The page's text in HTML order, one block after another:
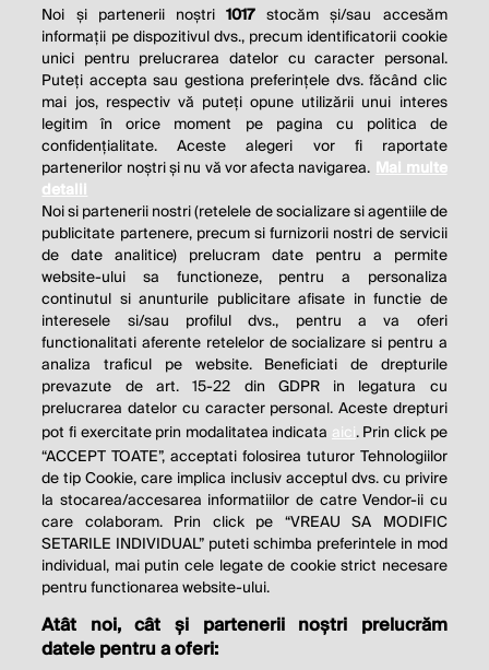
THE SOCIAL RESPONSIBILITY OF
BUSINESS IS TO INCREASE ITS
PROFITS.
Milton Friedman
© 2026 Profit.ro. Toate drepturile rezervate.
Dezvoltat de1616.ro
Contact Publicitate
Noi și partenerii noștri1017 stocăm și/sau accesăm
informații pe dispozitivul dvs., precum identificatorii cookie
unici pentru prelucrarea datelor cu caracter personal.
Puteți accepta sau gestiona preferințele dvs. făcând clic
mai jos, respectiv vă puteți opune utilizării unui interes
legitim în orice moment pe pagina cu politica de
confidențialitate. Aceste alegeri vor fi raportate
partenerilor noștri și nu vă vor afecta navigarea. Mai multe
detalii
Noi si partenerii nostri (retelele de socializare si agentiile de
publicitate partenere, precum si furnizorii nostri de servicii
de date analitice) prelucram date pentru a permite
website-ului sa functioneze, pentru a personaliza
continutul si anunturile publicitare afisate in functie de
interesele si/sau profilul dvs., pentru a va oferi
functionalitati aferente retelelor de socializare si pentru a
analiza traficul pe website. Beneficiati de drepturile
prevazute de art. 15-22 din GDPR in legatura cu
prelucrarea datelor cu caracter personal. Aceste drepturi
pot fi exercitate prin modalitatea indicata aici. Prin click pe
“ACCEPT TOATE”, acceptati folosirea tuturor Tehnologiilor
de tip Cookie, care implica inclusiv acceptul dvs. cu privire
la stocarea/accesarea informatiilor de catre Vendor-ii cu
care colaboram. Prin click pe “VREAU SA MODIFIC
SETARILE INDIVIDUAL” puteti schimba preferintele in mod
individual, mai putin cele legate de cookie strict necesare
pentru functionarea website-ului.
Atât noi, cât și partenerii noștri prelucrăm
datele pentru a oferi: